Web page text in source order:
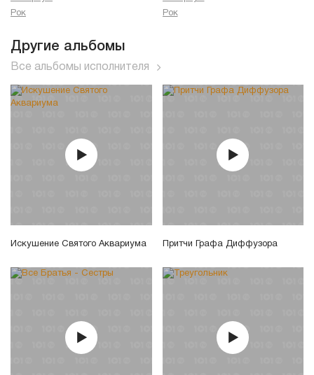
Рок
Рок
Другие альбомы
Все альбомы исполнителя
Искушение Святого Аквариума Притчи Графа Диффузора